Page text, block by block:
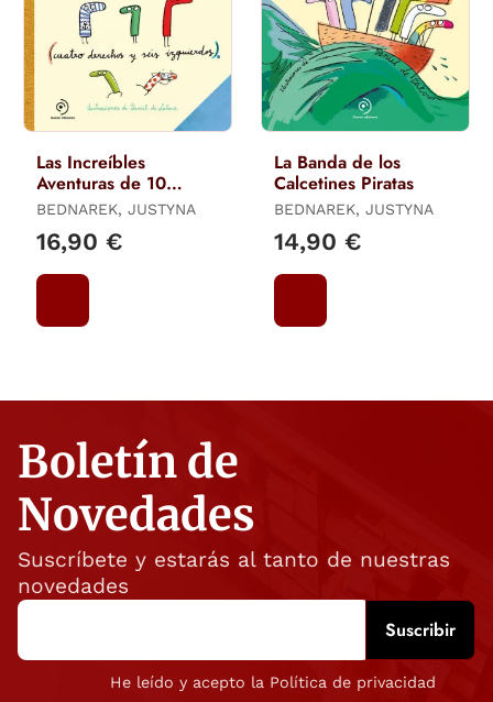
Las Increíbles
Aventuras de 10
Calcetines Fugitivos
BEDNAREK, JUSTYNA
16,90 €
La Banda de los
Calcetines Piratas
BEDNAREK, JUSTYNA
14,90 €
Boletín de
Novedades
Suscríbete y estarás al tanto de nuestras
novedades
He leído y acepto la Política de privacidad